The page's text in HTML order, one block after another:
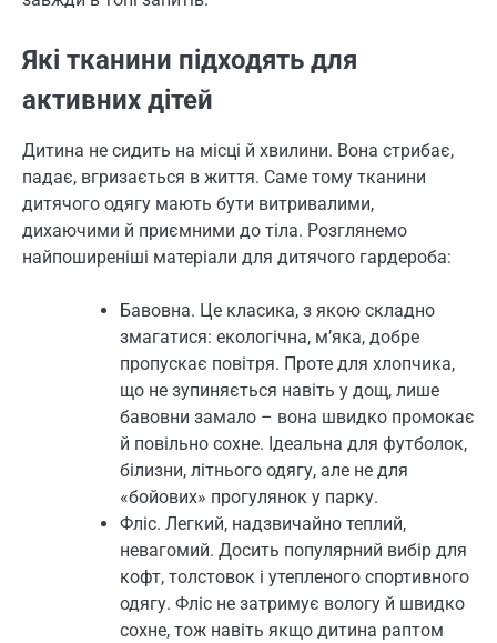
Які тканини підходять для
активних дітей
Дитина не сидить на місці й хвилини. Вона стрибає,
падає, вгризається в життя. Саме тому тканини
дитячого одягу мають бути витривалими,
дихаючими й приємними до тіла. Розглянемо
найпоширеніші матеріали для дитячого гардероба:
Бавовна. Це класика, з якою складно
змагатися: екологічна, м’яка, добре
пропускає повітря. Проте для хлопчика,
що не зупиняється навіть у дощ, лише
бавовни замало – вона швидко промокає
й повільно сохне. Ідеальна для футболок,
білизни, літнього одягу, але не для
«бойових» прогулянок у парку.
Фліс. Легкий, надзвичайно теплий,
невагомий. Досить популярний вибір для
кофт, толстовок і утепленого спортивного
одягу. Фліс не затримує вологу й швидко
сохне, тож навіть якщо дитина раптом